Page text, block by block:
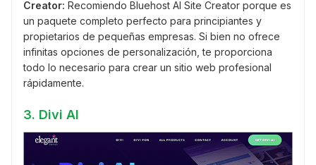
Creator: Recomiendo Bluehost AI Site Creator porque es
un paquete completo perfecto para principiantes y
propietarios de pequeñas empresas. Si bien no ofrece
infinitas opciones de personalización, te proporciona
todo lo necesario para crear un sitio web profesional
rápidamente.
3. Divi AI